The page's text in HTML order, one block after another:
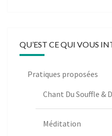
QU’EST CE QUI VOUS
Pratiques proposées
Chant Du Souffle &
Méditation